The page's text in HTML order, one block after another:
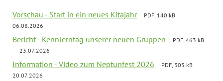
Vorschau - Start in ein neues Kitajahr
PDF, 140 kB
06.08.2026
Bericht - Kennlerntag unserer neuen Gruppen
PDF, 463 kB
23.07.2026
Information - Video zum Neptunfest 2026
PDF, 305 kB
20.07.2026